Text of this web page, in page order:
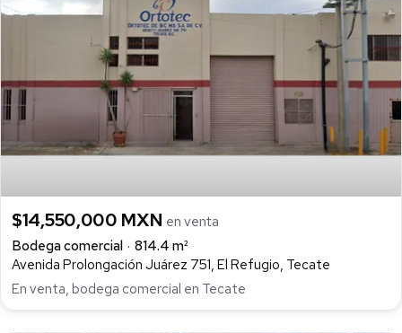
$14,550,000 MXN en venta
Bodega comercial
814.4 m²
Avenida Prolongación Juárez 751, El Refugio, Tecate
En venta, bodega comercial en Tecate